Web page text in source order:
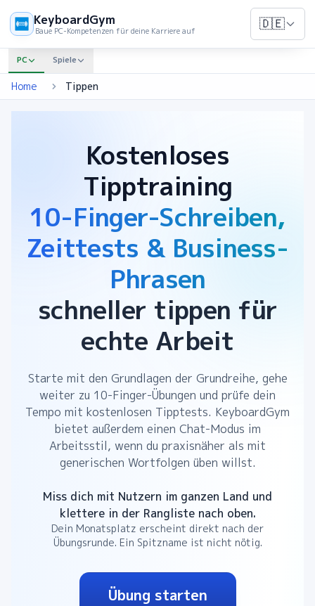
KeyboardGym
Baue PC-Kompetenzen für deine Karriere auf 🇩🇪
PC Spiele
Home Tippen
Kostenloses
Tipptraining
10-Finger-Schreiben,
Zeittests & Business-
Phrasen
schneller tippen für
echte Arbeit
Starte mit den Grundlagen der Grundreihe, gehe
weiter zu 10-Finger-Übungen und prüfe dein
Tempo mit kostenlosen Tipptests. KeyboardGym
bietet außerdem einen Chat-Modus im
Arbeitsstil, wenn du praxisnäher als mit
generischen Wortfolgen üben willst.
Miss dich mit Nutzern im ganzen Land und
klettere in der Rangliste nach oben.
Dein Monatsplatz erscheint direkt nach der
Übungsrunde. Ein Spitzname ist nicht nötig.
Übung starten